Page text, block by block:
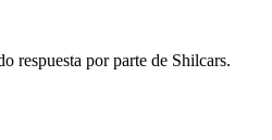
respuesta por parte de Shilcars.